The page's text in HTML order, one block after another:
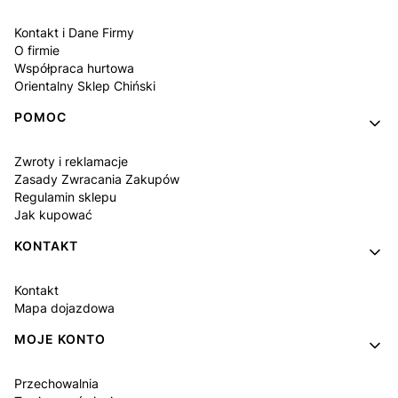
Kontakt i Dane Firmy
O firmie
Współpraca hurtowa
Orientalny Sklep Chiński
POMOC
Zwroty i reklamacje
Zasady Zwracania Zakupów
Regulamin sklepu
Jak kupować
KONTAKT
Kontakt
Mapa dojazdowa
MOJE KONTO
Przechowalnia